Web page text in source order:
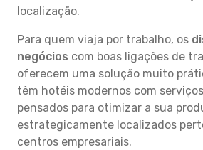
localização.
Para quem viaja por trabalho, os
negócios com boas ligações de
oferecem uma solução muito
têm hotéis modernos com
pensados para otimizar a sua
estrategicamente localizados
centros empresariais.